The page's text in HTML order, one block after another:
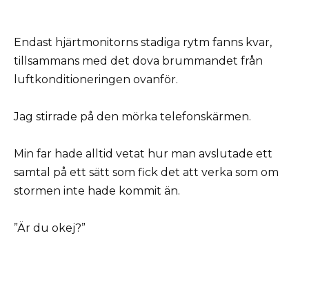
Endast hjärtmonitorns stadiga rytm fanns kvar,
tillsammans med det dova brummandet från
luftkonditioneringen ovanför.
Jag stirrade på den mörka telefonskärmen.
Min far hade alltid vetat hur man avslutade ett
samtal på ett sätt som fick det att verka som om
stormen inte hade kommit än.
”Är du okej?”